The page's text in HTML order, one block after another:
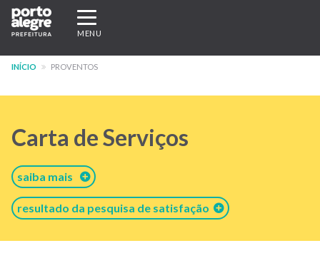
Pular
para
conteúdo
Expandir/recolher
navegação
MENU
INÍCIO PROVENTOS
Carta de Serviços
saiba mais
resultado da pesquisa de satisfação